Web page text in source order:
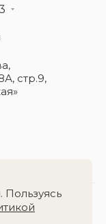
стр.9,
Пользуясь